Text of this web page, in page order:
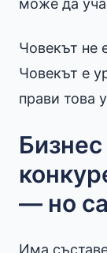
може да
Човекът не
Човекът е
прави това
— но
Има